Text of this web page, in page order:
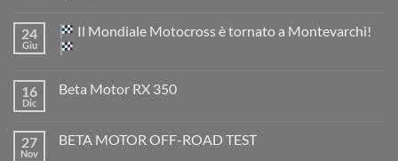
su
TM
EN
2026:
è
arrivata
24
Giu
Il Mondiale Motocross è tornato a Montevarchi!
su
Motocross
è
16
Dic
Beta Motor RX 350
Beta
27
Nov
BETA MOTOR OFF-ROAD TEST